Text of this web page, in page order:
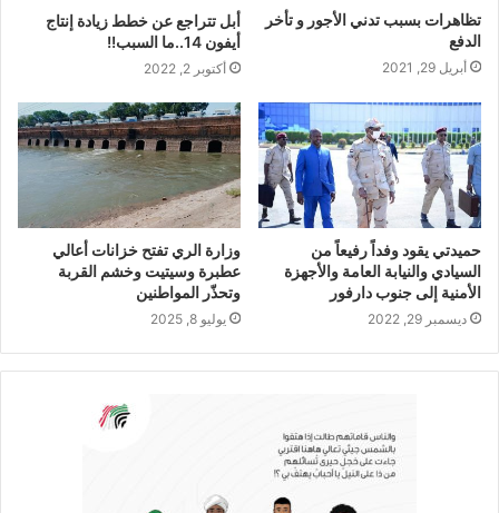
تظاهرات بسبب تدني الأجور و تأخر
الدفع
أبريل 29, 2021
أبل تتراجع عن خطط زيادة إنتاج
أيفون 14..ما السبب!!
أكتوبر 2, 2022
حميدتي يقود وفداً رفيعاً من
السيادي والنيابة العامة والأجهزة
الأمنية إلى جنوب دارفور
ديسمبر 29, 2022
وزارة الري تفتح خزانات أعالي
عطبرة وسيتيت وخشم القربة
وتحذّر المواطنين
يوليو 8, 2025